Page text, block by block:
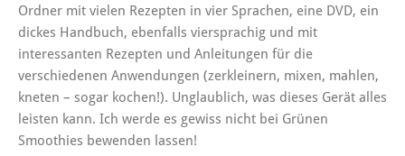
Ordner mit vielen Rezepten in vier Sprachen, eine DVD, ein
dickes Handbuch, ebenfalls viersprachig und mit
interessanten Rezepten und Anleitungen für die
verschiedenen Anwendungen (zerkleinern, mixen, mahlen,
kneten – sogar kochen!). Unglaublich, was dieses Gerät alles
leisten kann. Ich werde es gewiss nicht bei Grünen
Smoothies bewenden lassen!